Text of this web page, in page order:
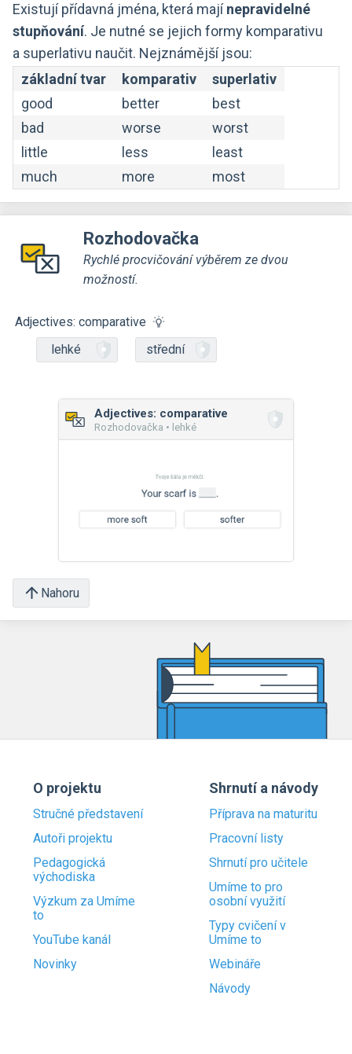
Existují přídavná jména, která majínepravidelné
stupňování. Je nutné se jejich formy komparativu
a superlativu naučit. Nejznámější jsou:
základní tvar
komparativ
superlativ
good
better
best
bad
worse
worst
little
less
least
much
more most
Rozhodovačka
Rychlé procvičování výběrem ze dvou
možností.
Adjectives: comparative
lehké
střední
Adjectives: comparative
Rozhodovačka • lehké
Nahoru
O projektu
Stručné představení
Autoři projektu
Pedagogická
východiska
Výzkum za Umíme
to
YouTube kanál
Novinky
Shrnutí a návody
Příprava na maturitu
Pracovní listy
Shrnutí pro učitele
Umíme to pro
osobní využití
Typy cvičení v
Umíme to
Webináře
Návody